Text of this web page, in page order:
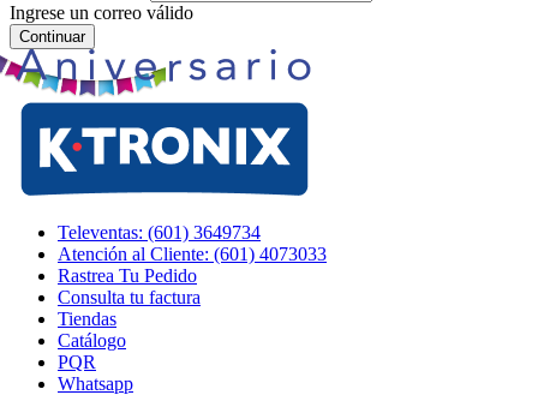
Ingrese un correo válido
Continuar
Televentas: (601) 3649734
Atención al Cliente: (601) 4073033
Rastrea Tu Pedido
Consulta tu factura
Tiendas
Catálogo
PQR
Whatsapp